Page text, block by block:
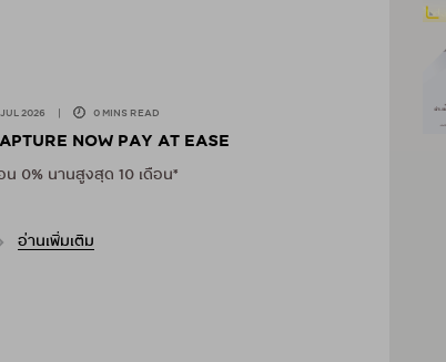
2026 0 MINS READ
NOW PAY AT EASE
น 0% นานสูงสุด 10 เดือน*
อ่านเพิ่มเติม